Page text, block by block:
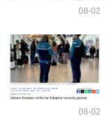
08-02
08-02